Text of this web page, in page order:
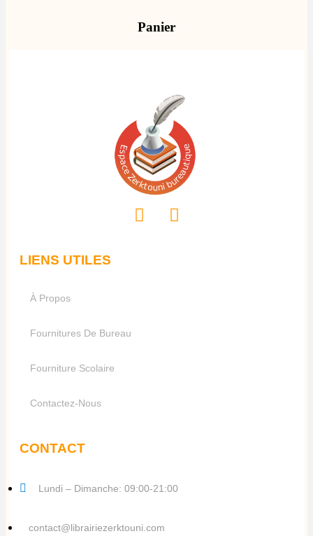
Panier
LIENS UTILES
À Propos
Fournitures De Bureau
Fourniture Scolaire
Contactez-Nous
CONTACT
Lundi – Dimanche: 09:00-21:00
contact@librairiezerktouni.com